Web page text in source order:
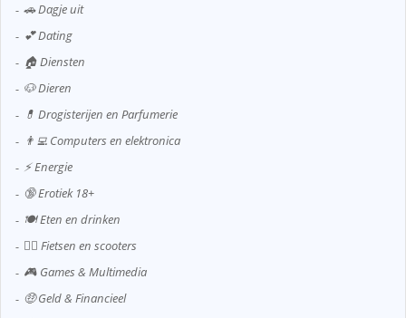
🚗 Dagje uit
💕 Dating
🏠 Diensten
🐶 Dieren
💊 Drogisterijen en Parfumerie
👨‍💻 Computers en elektronica
⚡ Energie
🔞 Erotiek 18+
🍽️ Eten en drinken
🚴‍♂️ Fietsen en scooters
🎮 Games & Multimedia
🤑 Geld & Financieel